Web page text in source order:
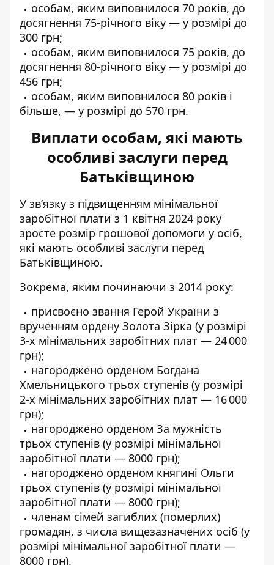
особам, яким виповнилося 70 років, до
досягнення 75-річного віку — у розмірі до
300 грн;
особам, яким виповнилося 75 років, до
досягнення 80-річного віку — у розмірі до
456 грн;
особам, яким виповнилося 80 років і
більше, — у розмірі до 570 грн.
Виплати особам, які мають
особливі заслуги перед
Батьківщиною
У зв’язку з підвищенням мінімальної
заробітної плати з 1 квітня 2024 року
зросте розмір грошової допомоги у осіб,
які мають особливі заслуги перед
Батьківщиною.
Зокрема, яким починаючи з 2014 року:
присвоєно звання Герой України з
врученням ордену Золота Зірка (у розмірі
3-х мінімальних заробітних плат — 24 000
грн);
нагороджено орденом Богдана
Хмельницького трьох ступенів (у розмірі
2-х мінімальних заробітних плат — 16 000
грн);
нагороджено орденом За мужність
трьох ступенів (у розмірі мінімальної
заробітної плати — 8000 грн);
нагороджено орденом княгині Ольги
трьох ступенів (у розмірі мінімальної
заробітної плати — 8000 грн);
членам сімей загиблих (померлих)
громадян, з числа вищезазначених осіб (у
розмірі мінімальної заробітної плати —
8000 грн).